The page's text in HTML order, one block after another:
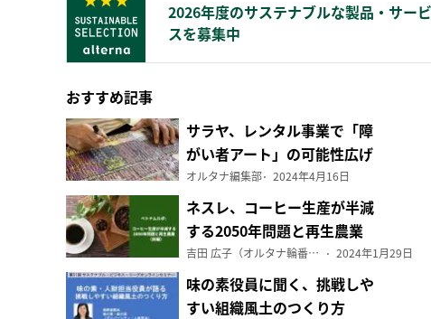
2026年度のサステナブルな製品・サービ
スを募集中
おすすめ記事
サラヤ、レンタル事業で「障
がい者アート」の可能性広げ
る
オルタナ編集部 2024年4月16日
ネスレ、コーヒー生産が半減
する2050年問題と再生農業
（前編）
吉田 広子（オルタナ輪番編集長） 2024年1月29日
味の素役員に聞く、挑戦しや
すい組織風土のつくり方